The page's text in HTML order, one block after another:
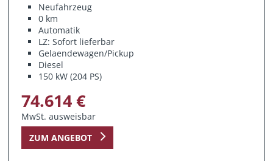
Neufahrzeug
0 km
Automatik
LZ: Sofort lieferbar
Gelaendewagen/Pickup
Diesel
150 kW (204 PS)
74.614 €
MwSt. ausweisbar
ZUM ANGEBOT